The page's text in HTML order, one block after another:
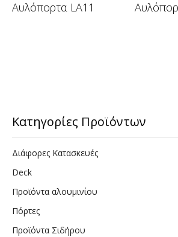
Αυλόπορτα LA11
Κατηγορίες Προϊόντων
Διάφορες Κατασκευές
Deck
Προϊόντα αλουμινίου
Πόρτες
Προϊόντα Σιδήρου